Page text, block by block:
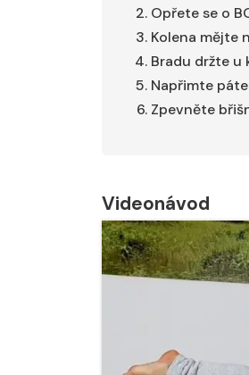
Opřete se o
Kolena mějte
Bradu držte u
Napřimte
Zpevněte
Videonávod